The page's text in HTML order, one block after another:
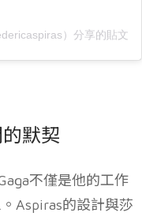
）分享的貼文
默契
不僅是他的工作
Aspiras的設計與莎